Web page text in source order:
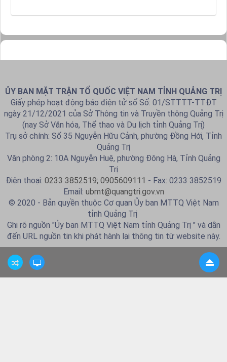
ỦY BAN MẶT TRẬN TỔ QUỐC VIỆT NAM TỈNH QUẢNG TRỊ
Giấy phép hoạt động báo điện tử số Số: 01/STTTT-TTĐT
ngày 21/12/2021 của Sở Thông tin và Truyền thông Quảng Trị
(nay Sở Văn hóa, Thể thao và Du lịch tỉnh Quảng Trị)
Trụ sở chính: Số 35 Nguyễn Hữu Cảnh, phường Đồng Hới, Tỉnh
Quảng Trị
Văn phòng 2: 10A Nguyễn Huệ, phường Đông Hà, Tỉnh Quảng
Trị
Điện thoại: 0233 3852519; 0905609111 - Fax: 0233 3852519
Email: ubmt@quangtri.gov.vn
© 2020 - Bản quyền thuộc Cơ quan Ủy ban MTTQ Việt Nam
tỉnh Quảng Trị
Ghi rõ nguồn "Ủy ban MTTQ Việt Nam tỉnh Quảng Trị " và dẫn
đến URL nguồn tin khi phát hành lại thông tin từ website này.